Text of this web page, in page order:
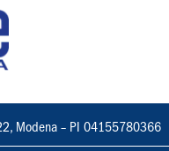
Modena – PI 04155780366